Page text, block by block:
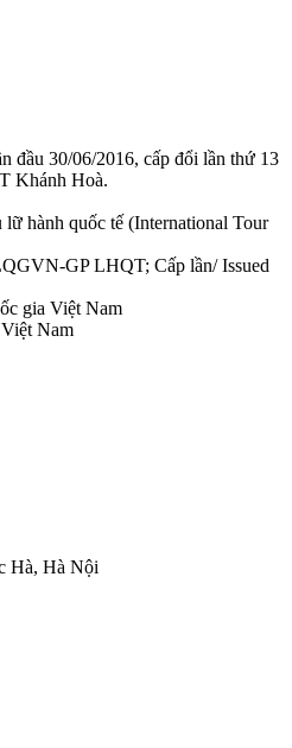
đầu 30/06/2016, cấp đổi lần thứ 13
Khánh Hoà.
hành quốc tế (International Tour
GP LHQT; Cấp lần/ Issued
gia Việt Nam
Nam
Hà, Hà Nội